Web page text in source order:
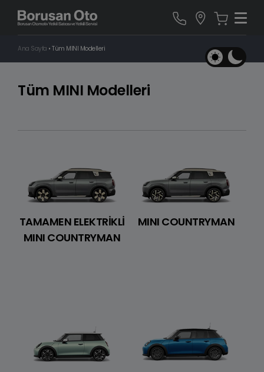
Ana Sayfa • Tüm MINI Modelleri
Tüm MINI Modelleri
TAMAMEN ELEKTRİKLİ
MINI COUNTRYMAN
MINI COUNTRYMAN